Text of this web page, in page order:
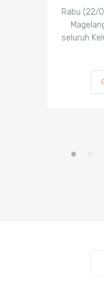
Rabu (22/
seluruh